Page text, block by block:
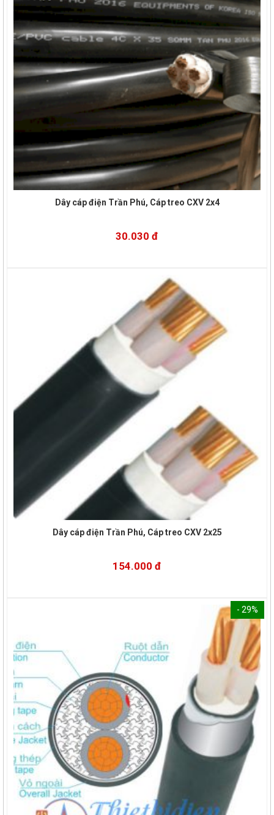
Dây cáp điện Trần Phú, Cáp treo CXV 2x4
30.030 đ
Dây cáp điện Trần Phú, Cáp treo CXV 2x25
154.000 đ
- 29%